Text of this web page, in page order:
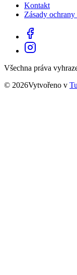
Kontakt
Zásady
Všechna práva
© 2026Vytvořeno v